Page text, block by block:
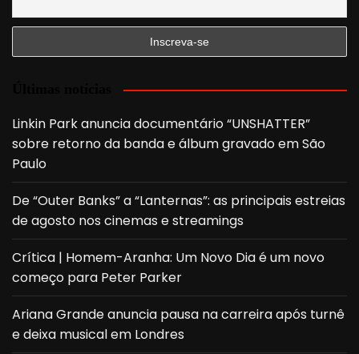
Linkin Park anuncia documentário “UNSHATTER”
sobre retorno da banda e álbum gravado em São
Paulo
De “Outer Banks” a “Lanternas”: as principais estreias
de agosto nos cinemas e streamings
Crítica | Homem-Aranha: Um Novo Dia é um novo
começo para Peter Parker
Ariana Grande anuncia pausa na carreira após turnê
e deixa musical em Londres